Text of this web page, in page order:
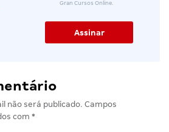
Gran Cursos Online.
não será publicado. Campos
com *